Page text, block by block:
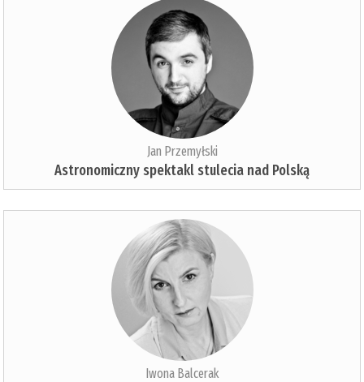
Jan Przemyłski
Astronomiczny spektakl stulecia nad Polską
Iwona Balcerak